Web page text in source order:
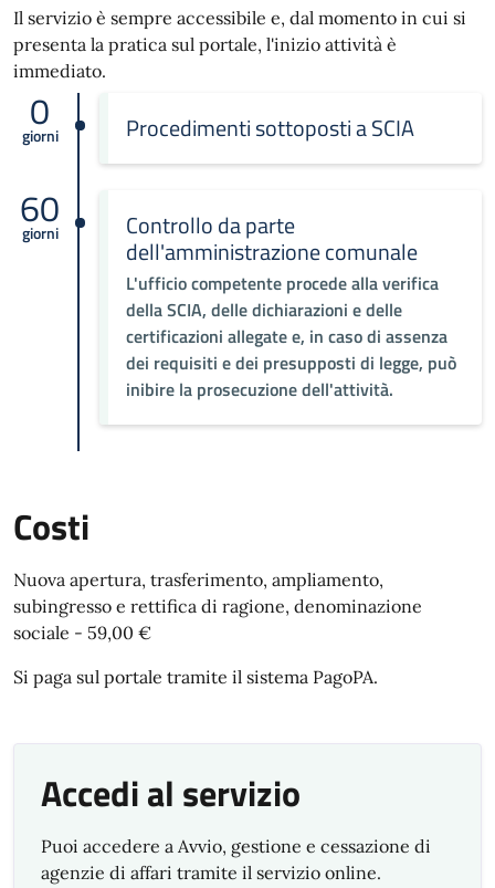
Il servizio è sempre accessibile e, dal momento in cui si
presenta la pratica sul portale, l'inizio attività è
immediato.
0
giorni Procedimenti sottoposti a SCIA
60
giorni Controllo da parte
dell'amministrazione comunale
L'ufficio competente procede alla verifica
della SCIA, delle dichiarazioni e delle
certificazioni allegate e, in caso di assenza
dei requisiti e dei presupposti di legge, può
inibire la prosecuzione dell'attività.
Costi
Nuova apertura, trasferimento, ampliamento,
subingresso e rettifica di ragione, denominazione
sociale - 59,00 €
Si paga sul portale tramite il sistema PagoPA.
Accedi al servizio
Puoi accedere a Avvio, gestione e cessazione di
agenzie di affari tramite il servizio online.